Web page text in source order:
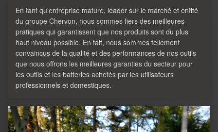
En tant qu'entreprise mature, leader sur le marché et entité
du groupe Chervon, nous sommes fiers des meilleures
pratiques qui garantissent que nos produits sont du plus
haut niveau possible. En fait, nous sommes tellement
convaincus de la qualité et des performances de nos outils
que nous offrons les meilleures garanties du secteur pour
les outils et les batteries achetés par les utilisateurs
professionnels et domestiques.